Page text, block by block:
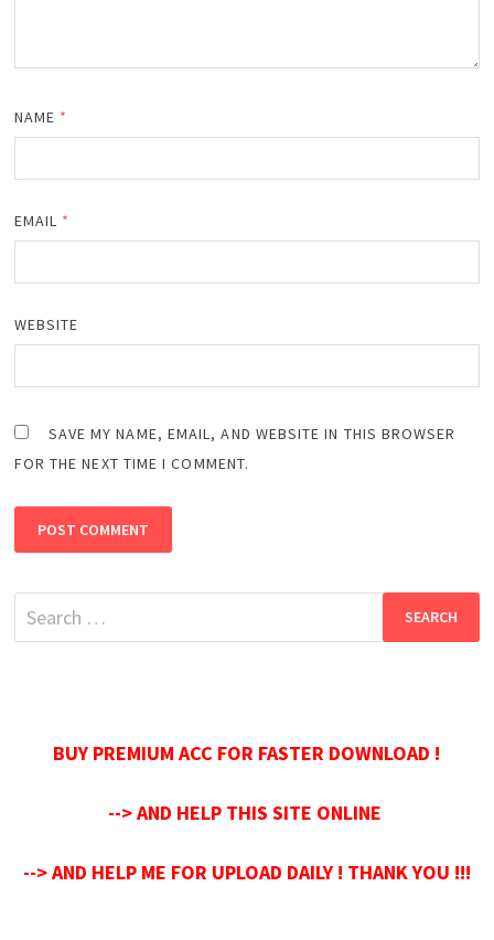
NAME *
EMAIL *
WEBSITE
SAVE MY NAME, EMAIL, AND WEBSITE IN THIS BROWSER
FOR THE NEXT TIME I COMMENT.
Search
for:
BUY PREMIUM ACC FOR FASTER DOWNLOAD !
--> AND HELP THIS SITE ONLINE
--> AND HELP ME FOR UPLOAD DAILY ! THANK YOU !!!